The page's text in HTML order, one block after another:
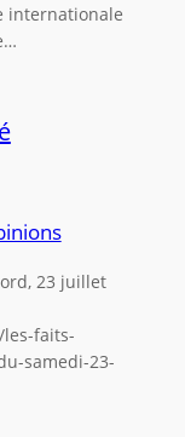
internationale
23 juillet
faits-
samedi-23-